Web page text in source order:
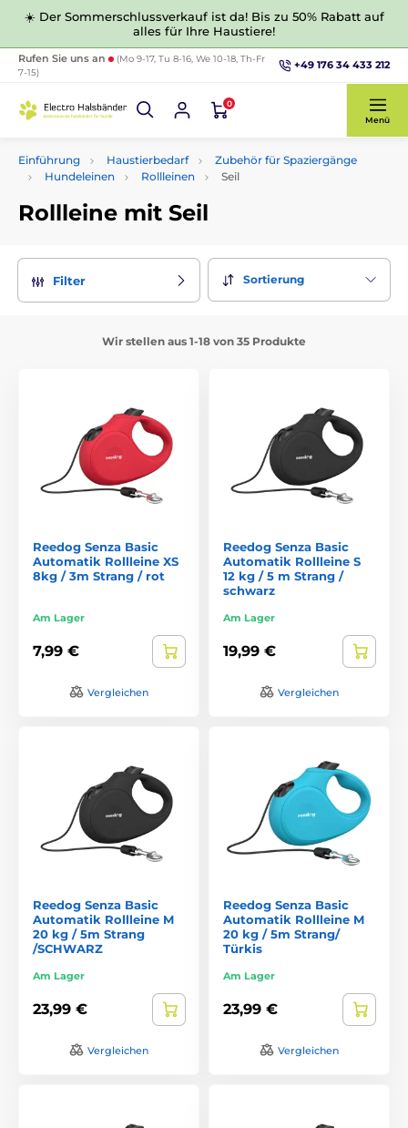
☀️ Der Sommerschlussverkauf ist da! Bis zu 50% Rabatt auf
alles für Ihre Haustiere!
Rufen Sie uns an
(Mo 9-17, Tu 8-16, We 10-18, Th-Fr
7-15)
+49 176 34 433 212
0
Menü
Einführung Haustierbedarf
Zubehör für Spaziergänge
Hundeleinen
Rollleinen Seil
Rollleine mit Seil
Filter Sortierung
Wir stellen aus 1-18 von 35 Produkte
Reedog Senza Basic
Automatik Rollleine XS
8kg / 3m Strang / rot
Am Lager
7,99 €
Vergleichen
Reedog Senza Basic
Automatik Rollleine S
12 kg / 5 m Strang /
schwarz
Am Lager
19,99 €
Vergleichen
Reedog Senza Basic
Automatik Rollleine M
20 kg / 5m Strang
/SCHWARZ
Am Lager
23,99 €
Vergleichen
Reedog Senza Basic
Automatik Rollleine M
20 kg / 5m Strang/
Türkis
Am Lager
23,99 €
Vergleichen